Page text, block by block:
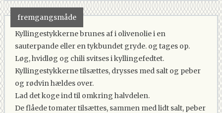
fremgangsmåde
Kyllingestykkerne brunes af i olivenolie i en
sauterpande eller en tykbundet gryde. og tages op.
Løg, hvidløg og chili svitses i kyllingefedtet.
Kyllingestykkerne tilsættes, drysses med salt og peber
og rødvin hældes over.
Lad det koge ind til omkring halvdelen.
De flåede tomater tilsættes, sammen med lidt salt, peber